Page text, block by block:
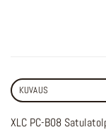
KUVAUS
XLC PC-B08